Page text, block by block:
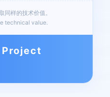
同样的技术价值。
technical value.
Project